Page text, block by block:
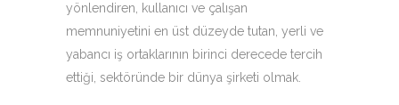
yönlendiren, kullanıcı ve çalışan
memnuniyetini en üst düzeyde tutan, yerli ve
yabancı iş ortaklarının birinci derecede tercih
ettiği, sektöründe bir dünya şirketi olmak.